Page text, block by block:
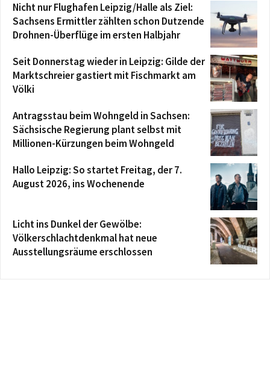
Nicht nur Flughafen Leipzig/Halle als Ziel:
Sachsens Ermittler zählten schon Dutzende
Drohnen-Überflüge im ersten Halbjahr
Seit Donnerstag wieder in Leipzig: Gilde der
Marktschreier gastiert mit Fischmarkt am
Völki
Antragsstau beim Wohngeld in Sachsen:
Sächsische Regierung plant selbst mit
Millionen-Kürzungen beim Wohngeld
Hallo Leipzig: So startet Freitag, der 7.
August 2026, ins Wochenende
Licht ins Dunkel der Gewölbe:
Völkerschlachtdenkmal hat neue
Ausstellungsräume erschlossen